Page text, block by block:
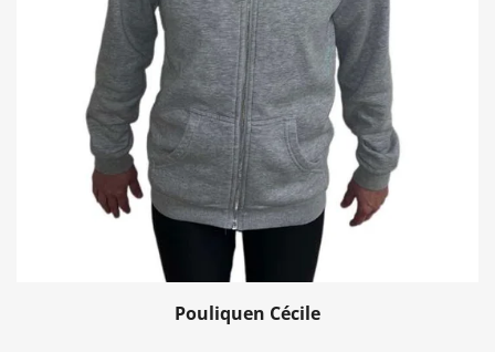
Pouliquen Cécile